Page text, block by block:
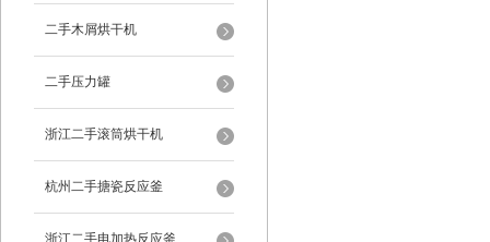
二手木屑烘干机
二手压力罐
浙江二手滚筒烘干机
杭州二手搪瓷反应釜
浙江二手电加热反应釜